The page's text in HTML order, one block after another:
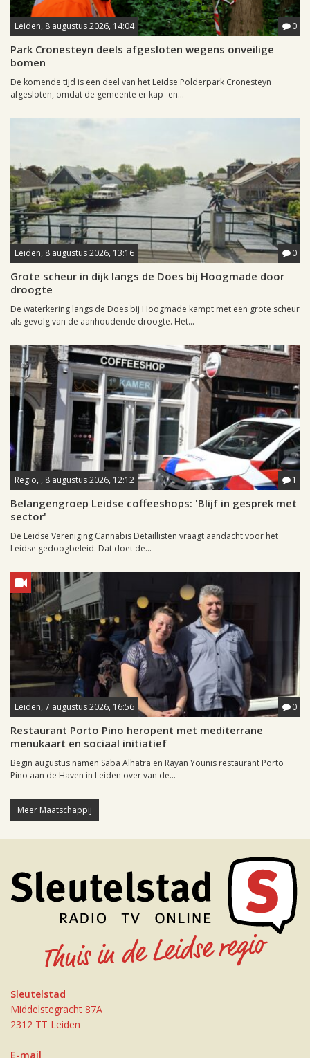
Leiden, 8 augustus 2026, 14:04 0
Park Cronesteyn deels afgesloten wegens onveilige
bomen
De komende tijd is een deel van het Leidse Polderpark Cronesteyn
afgesloten, omdat de gemeente er kap- en...
Leiden, 8 augustus 2026, 13:16 0
Grote scheur in dijk langs de Does bij Hoogmade door
droogte
De waterkering langs de Does bij Hoogmade kampt met een grote scheur
als gevolg van de aanhoudende droogte. Het...
Regio, , 8 augustus 2026, 12:12 1
Belangengroep Leidse coffeeshops: 'Blijf in gesprek met
sector'
De Leidse Vereniging Cannabis Detaillisten vraagt aandacht voor het
Leidse gedoogbeleid. Dat doet de...
Leiden, 7 augustus 2026, 16:56 0
Restaurant Porto Pino heropent met mediterrane
menukaart en sociaal initiatief
Begin augustus namen Saba Alhatra en Rayan Younis restaurant Porto
Pino aan de Haven in Leiden over van de...
Meer Maatschappij
Sleutelstad
Middelstegracht 87A
2312 TT Leiden
E-mail